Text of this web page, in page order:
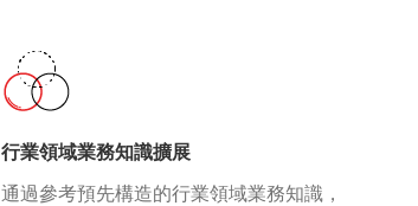
行業領域業務知識擴展
通過參考預先構造的行業領域業務知識，